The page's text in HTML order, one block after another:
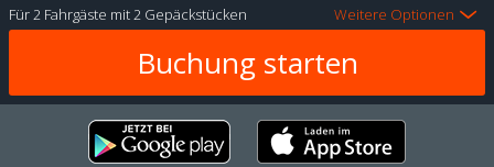
Für2 Fahrgäste mit2 Gepäckstücken Weitere Optionen